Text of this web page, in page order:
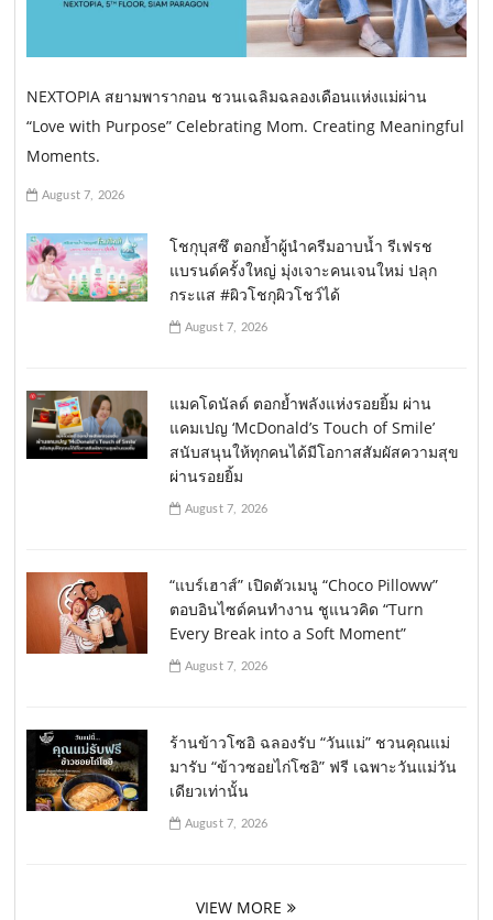
NEXTOPIA สยามพารากอน ชวนเฉลิมฉลองเดือนแห่งแม่ผ่าน
“Love with Purpose” Celebrating Mom. Creating Meaningful
Moments.
August 7, 2026
โชกุบุสซึ ตอกย้ำผู้นำครีมอาบน้ำ รีเฟรช
แบรนด์ครั้งใหญ่ มุ่งเจาะคนเจนใหม่ ปลุก
กระแส #ผิวโชกุผิวโชว์ได้
August 7, 2026
แมคโดนัลด์ ตอกย้ำพลังแห่งรอยยิ้ม ผ่าน
แคมเปญ ‘McDonald’s Touch of Smile’
สนับสนุนให้ทุกคนได้มีโอกาสสัมผัสความสุข
ผ่านรอยยิ้ม
August 7, 2026
“แบร์เฮาส์” เปิดตัวเมนู “Choco Pilloww”
ตอบอินไซด์คนทำงาน ชูแนวคิด “Turn
Every Break into a Soft Moment”
August 7, 2026
ร้านข้าวโซอิ ฉลองรับ “วันแม่” ชวนคุณแม่
มารับ “ข้าวซอยไก่โซอิ” ฟรี เฉพาะวันแม่วัน
เดียวเท่านั้น
August 7, 2026
VIEW MORE